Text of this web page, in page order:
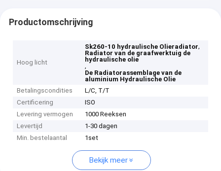
Productomschrijving
Hoog licht
Sk260-10 hydraulische Olieradiator,
Radiator van de graafwerktuig de
hydraulische olie
,
De Radiatorassemblage van de
aluminium Hydraulische Olie
Betalingscondities
L/C, T/T
Certificering
ISO
Levering vermogen
1000 Reeksen
Levertijd
1-30 dagen
Min. bestelaantal
1set
Bekijk meer